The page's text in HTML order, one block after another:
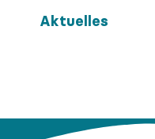
Aktuelles